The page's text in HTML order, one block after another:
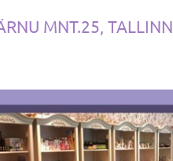
MNT.25, TALLINN